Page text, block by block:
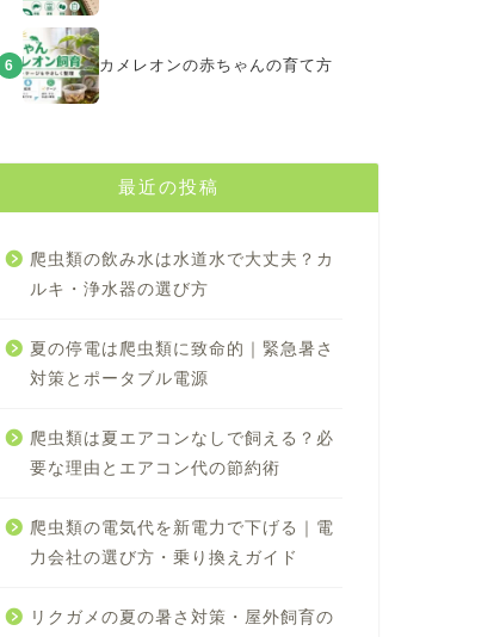
6 カメレオンの赤ちゃんの育て方
最近の投稿
爬虫類の飲み水は水道水で大丈夫？カ
ルキ・浄水器の選び方
夏の停電は爬虫類に致命的｜緊急暑さ
対策とポータブル電源
爬虫類は夏エアコンなしで飼える？必
要な理由とエアコン代の節約術
爬虫類の電気代を新電力で下げる｜電
力会社の選び方・乗り換えガイド
リクガメの夏の暑さ対策・屋外飼育の